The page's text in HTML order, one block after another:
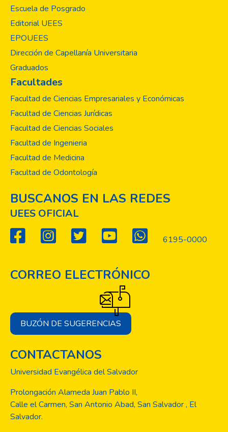
Escuela de Posgrado
Editorial UEES
EPOUEES
Dirección de Capellanía Universitaria
Graduados
Facultades
Facultad de Ciencias Empresariales y Económicas
Facultad de Ciencias Jurídicas
Facultad de Ciencias Sociales
Facultad de Ingenieria
Facultad de Medicina
Facultad de Odontología
BUSCANOS EN LAS REDES
UEES OFICIAL
6195-0000
CORREO ELECTRÓNICO
BUZÓN DE SUGERENCIAS
CONTACTANOS
Universidad Evangélica del Salvador
Prolongación Alameda Juan Pablo II,
Calle el Carmen, San Antonio Abad, San Salvador , El
Salvador.